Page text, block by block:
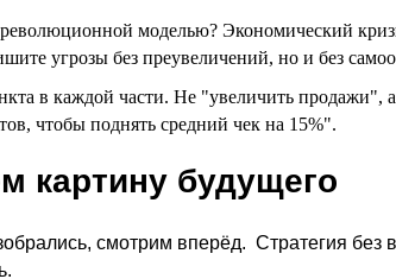
моделью? Экономический
угрозы без преувеличений, но и без
в каждой части. Не "увеличить продажи",
чтобы поднять средний чек на 15%".
картину будущего
смотрим вперёд. Стратегия без